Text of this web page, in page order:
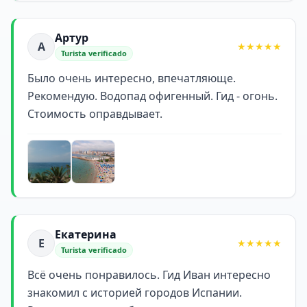
А
Артур
Turista verificado
★★★★★
Было очень интересно, впечатляюще.
Рекомендую. Водопад офигенный. Гид - огонь.
Стоимость оправдывает.
Е
Екатерина
Turista verificado
★★★★★
Всё очень понравилось. Гид Иван интересно
знакомил с историей городов Испании.